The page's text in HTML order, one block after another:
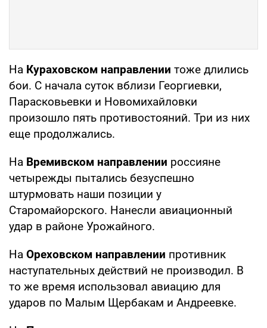
На Кураховском направлении тоже длились
бои. С начала суток вблизи Георгиевки,
Парасковьевки и Новомихайловки
произошло пять противостояний. Три из них
еще продолжались.
На Времивском направлении россияне
четырежды пытались безуспешно
штурмовать наши позиции у
Старомайорского. Нанесли авиационный
удар в районе Урожайного.
На Ореховском направлении противник
наступательных действий не производил. В
то же время использовал авиацию для
ударов по Малым Щербакам и Андреевке.